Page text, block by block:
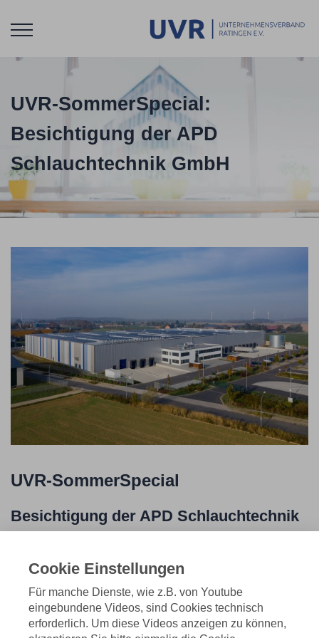
UVR-SommerSpecial:
Besichtigung der APD
Schlauchtechnik GmbH
UVR-SommerSpecial
Besichtigung der APD Schlauchtechnik
Schläuche benötigt jeder von uns täglich. Ob als
Gartenschlauch oder als Pool- und Teichschlauch,
fadenverstärkt oder in Spiralform, für alle denkbaren
Anwendungen.
Cookie Einstellungen
Für manche Dienste, wie z.B. von Youtube
eingebundene Videos, sind Cookies technisch
erforderlich. Um diese Videos anzeigen zu können,